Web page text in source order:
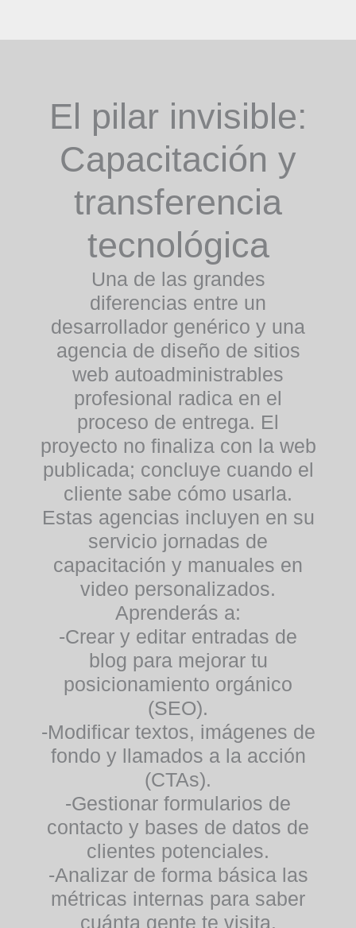
El pilar invisible:
Capacitación y
transferencia
tecnológica
Una de las grandes
diferencias entre un
desarrollador genérico y una
agencia de diseño de sitios
web autoadministrables
profesional radica en el
proceso de entrega. El
proyecto no finaliza con la web
publicada; concluye cuando el
cliente sabe cómo usarla.
Estas agencias incluyen en su
servicio jornadas de
capacitación y manuales en
video personalizados.
Aprenderás a:
-Crear y editar entradas de
blog para mejorar tu
posicionamiento orgánico
(SEO).
-Modificar textos, imágenes de
fondo y llamados a la acción
(CTAs).
-Gestionar formularios de
contacto y bases de datos de
clientes potenciales.
-Analizar de forma básica las
métricas internas para saber
cuánta gente te visita.